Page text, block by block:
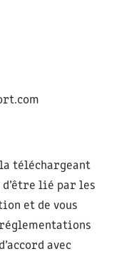
la téléchargeant
d’être lié par les
et de vous
avec